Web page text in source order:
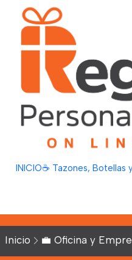
INICIO☕ Tazones, Botellas
Inicio 💼 Oficina y